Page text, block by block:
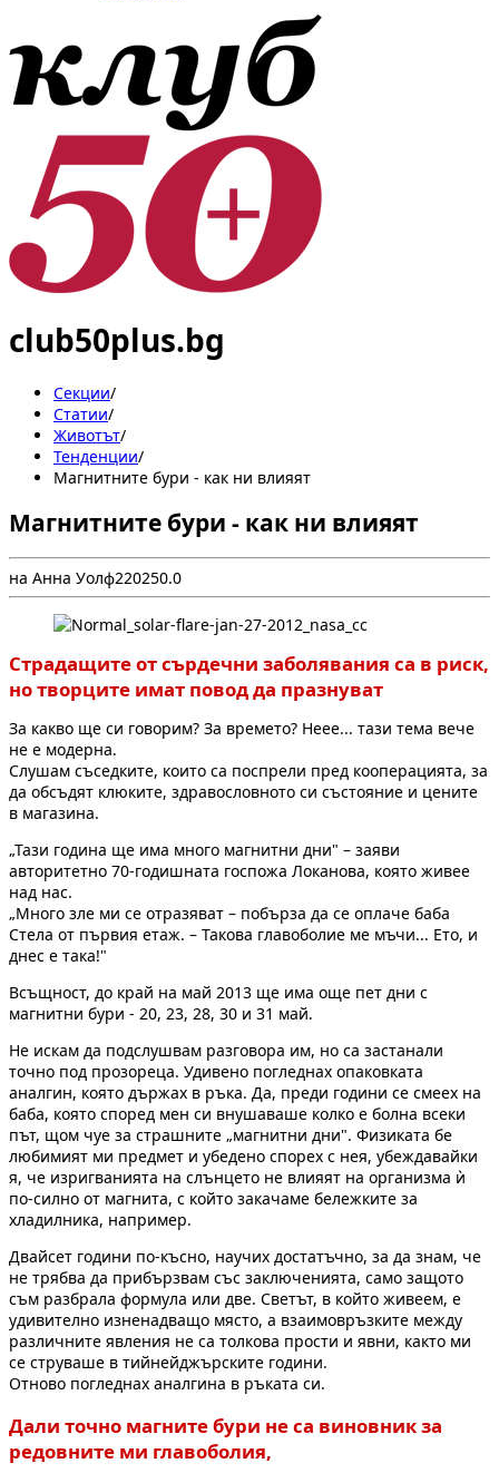
club50plus.bg
Секции/
Статии/
Животът/
Тенденции/
Магнитните бури - как ни влияят
Магнитните бури - как ни влияят
на Анна Уолф220250.0
Страдащите от сърдечни заболявания са в риск,
но творците имат повод да празнуват
За какво ще си говорим? За времето? Неее... тази тема вече
не е модерна.
Слушам съседките, които са поспрели пред кооперацията, за
да обсъдят клюките, здравословното си състояние и цените
в магазина.
„Тази година ще има много магнитни дни" – заяви
авторитетно 70-годишната госпожа Локанова, която живее
над нас.
„Много зле ми се отразяват – побърза да се оплаче баба
Стела от първия етаж. – Такова главоболие ме мъчи... Ето, и
днес е така!"
Всъщност, до край на май 2013 ще има още пет дни с
магнитни бури - 20, 23, 28, 30 и 31 май.
Не искам да подслушвам разговора им, но са застанали
точно под прозореца. Удивено погледнах опаковката
аналгин, която държах в ръка. Да, преди години се смеех на
баба, която според мен си внушаваше колко е болна всеки
път, щом чуе за страшните „магнитни дни". Физиката бе
любимият ми предмет и убедено спорех с нея, убеждавайки
я, че изригванията на слънцето не влияят на организма ѝ
по-силно от магнита, с който закачаме бележките за
хладилника, например.
Двайсет години по-късно, научих достатъчно, за да знам, че
не трябва да прибързвам със заключенията, само защото
съм разбрала формула или две. Светът, в който живеем, е
удивително изненадващо място, а взаимовръзките между
различните явления не са толкова прости и явни, както ми
се струваше в тийнейджърските години.
Отново погледнах аналгина в ръката си.
Дали точно магните бури не са виновник за
редовните ми главоболия,